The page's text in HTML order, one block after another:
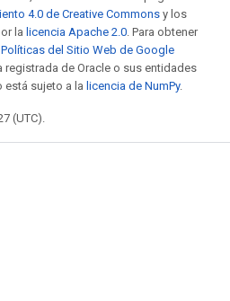
4.0 de Creative Commons y los
la licencia Apache 2.0. Para obtener
Políticas del Sitio Web de Google
registrada de Oracle o sus entidades
está sujeto a la licencia de NumPy.
(UTC).